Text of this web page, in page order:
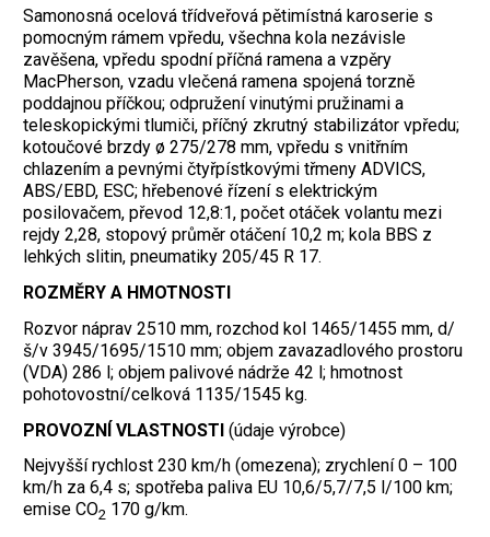
Samonosná ocelová třídveřová pětimístná karoserie s
pomocným rámem vpředu, všechna kola nezávisle
zavěšena, vpředu spodní příčná ramena a vzpěry
MacPherson, vzadu vlečená ramena spojená torzně
poddajnou příčkou; odpružení vinutými pružinami a
teleskopickými tlumiči, příčný zkrutný stabilizátor vpředu;
kotoučové brzdy ø 275/278 mm, vpředu s vnitřním
chlazením a pevnými čtyřpístkovými třmeny ADVICS,
ABS/EBD, ESC; hřebenové řízení s elektrickým
posilovačem, převod 12,8:1, počet otáček volantu mezi
rejdy 2,28, stopový průměr otáčení 10,2 m; kola BBS z
lehkých slitin, pneumatiky 205/45 R 17.
ROZMĚRY A HMOTNOSTI
Rozvor náprav 2510 mm, rozchod kol 1465/1455 mm, d/
š/v 3945/1695/1510 mm; objem zavazadlového prostoru
(VDA) 286 l; objem palivové nádrže 42 l; hmotnost
pohotovostní/celková 1135/1545 kg.
PROVOZNÍ VLASTNOSTI (údaje výrobce)
Nejvyšší rychlost 230 km/h (omezena); zrychlení 0 – 100
km/h za 6,4 s; spotřeba paliva EU 10,6/5,7/7,5 l/100 km;
emise CO2 170 g/km.